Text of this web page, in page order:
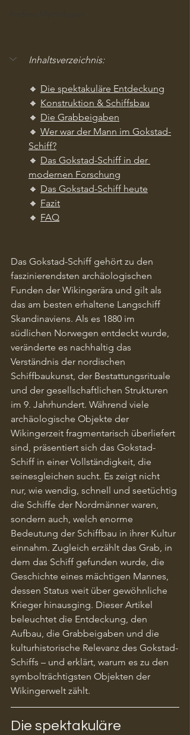
Inhaltsverzeichnis:
🔸 Die spektakuläre Entdeckung
🔸 Konstruktion & Schiffsbau
🔸 Die Grabbeigaben
🔸 Wer war der Mann im Gokstad-
Schiff?
🔸 Das Gokstad-Schiff in der
modernen Forschung
🔸 Das Gokstad-Schiff heute
🔸 Fazit
🔸 FAQ
Das Gokstad-Schiff gehört zu den
faszinierendsten archäologischen
Funden der Wikingerära und gilt als
das am besten erhaltene Langschiff
Skandinaviens. Als es 1880 im
südlichen Norwegen entdeckt wurde,
veränderte es nachhaltig das
Verständnis der nordischen
Schiffbaukunst, der Bestattungsrituale
und der gesellschaftlichen Strukturen
im 9. Jahrhundert. Während viele
archäologische Objekte der
Wikingerzeit fragmentarisch überliefert
sind, präsentiert sich das Gokstad-
Schiff in einer Vollständigkeit, die
seinesgleichen sucht. Es zeigt nicht
nur, wie wendig, schnell und seetüchtig
die Schiffe der Nordmänner waren,
sondern auch, welch enorme
Bedeutung der Schiffbau in ihrer Kultur
einnahm. Zugleich erzählt das Grab, in
dem das Schiff gefunden wurde, die
Geschichte eines mächtigen Mannes,
dessen Status weit über gewöhnliche
Krieger hinausging. Dieser Artikel
beleuchtet die Entdeckung, den
Aufbau, die Grabbeigaben und die
kulturhistorische Relevanz des Gokstad-
Schiffs – und erklärt, warum es zu den
symbolträchtigsten Objekten der
Wikingerwelt zählt.
Die spektakuläre